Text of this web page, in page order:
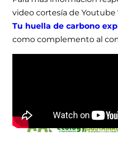
video cortesía de Youtube
Tu huella de carbono
como complemento al